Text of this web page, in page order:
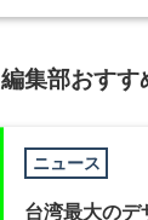
編集部おすす
ニュース
台湾最大のデ